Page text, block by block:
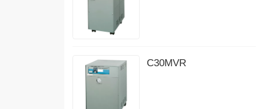
C30MVR